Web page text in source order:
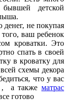
детской
денег, не покупая
ваш ребенок
кроватки. Это
спать в своей
в кроватку для
схемы декора
что у вас
, а также матрас
готово